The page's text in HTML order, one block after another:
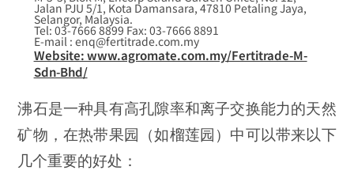
Jalan PJU 5/1, Kota Damansara, 47810 Petaling Jaya,
Selangor, Malaysia.
Tel: 03-7666 8899 Fax: 03-7666 8891
E-mail : enq@fertitrade.com.my
Website: www.agromate.com.my/Fertitrade-M-
Sdn-Bhd/
沸石是一种具有高孔隙率和离子交换能力的天然
矿物，在热带果园（如榴莲园）中可以带来以下
几个重要的好处：